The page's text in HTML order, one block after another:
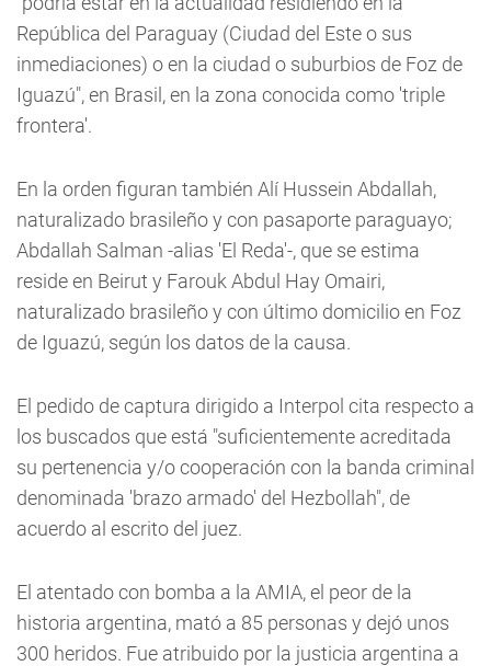
República del Paraguay (Ciudad del Este o sus
inmediaciones) o en la ciudad o suburbios de Foz de
Iguazú", en Brasil, en la zona conocida como 'triple
frontera'.
En la orden figuran también Alí Hussein Abdallah,
naturalizado brasileño y con pasaporte paraguayo;
Abdallah Salman -alias 'El Reda'-, que se estima
reside en Beirut y Farouk Abdul Hay Omairi,
naturalizado brasileño y con último domicilio en Foz
de Iguazú, según los datos de la causa.
El pedido de captura dirigido a Interpol cita respecto a
los buscados que está "suficientemente acreditada
su pertenencia y/o cooperación con la banda criminal
denominada 'brazo armado' del Hezbollah", de
acuerdo al escrito del juez.
El atentado con bomba a la AMIA, el peor de la
historia argentina, mató a 85 personas y dejó unos
300 heridos. Fue atribuido por la justicia argentina a